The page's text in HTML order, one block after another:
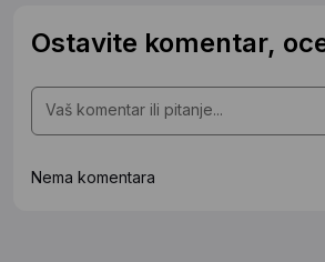
Ostavite komentar,
Nema komentara